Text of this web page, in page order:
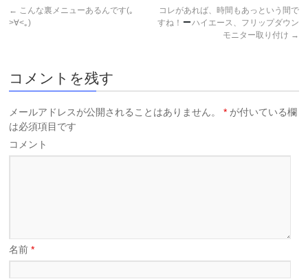
← こんな裏メニューあるんです(｡
>∀<｡)
コレがあれば、時間もあっという間で
すね！
ハイエース、フリップダウン
モニター取り付け →
コメントを残す
メールアドレスが公開されることはありません。 * が付いている欄
は必須項目です
コメント
名前*